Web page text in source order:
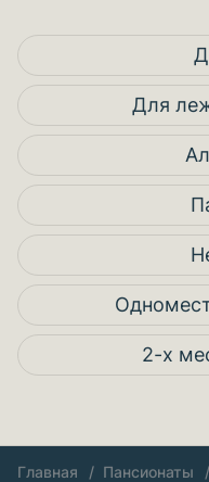
Для
2-х
Главная Пансионаты